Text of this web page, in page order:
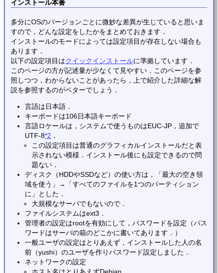
インストール本番
多分にOSのバージョンごとに微妙な差異が生じていると思いま
すので，どんな設定をしたかをまとめておきます．
インストールのモードによっては設定項目が存在しない場合も
あります．
以下の設定項目はクイックインストールに準拠しています．
このページの方が記述量が少なくて見やすい．このページを参
照しつつ，わからないことがあったら，上で紹介した詳細な解
説を参照するのがベターでしょう．
言語は日本語．
キーボードは106日本語キーボード
言語ロケールは，システムで使うものはEUC-JP，追加で
UTF-8*2 ．
この設定項目は普通のグラフィカルインストールだと表
示されない模様．インストール後にも設定できるので問
題ない．
ディスク（HDDやSSDなど）の使い方は，「最大の空き領
域を使う」→「すべてのファイルを1つのパーティション
に」とした．
大規模なサーバでもないので．
ファイルシステムはext3．
管理者の設定はrootを有効にして，パスワードを設定（パス
ワードはサーバの箱のどこかに書いてあります．）
一般ユーザの設定はとりあえず，インストールした人の名
前（yushi）のユーザを作りパスワード設定しました．
ネットワークの設定